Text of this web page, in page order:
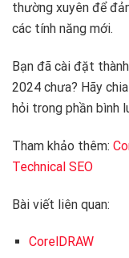
thường xuyên để
các tính năng mới.
Bạn đã cài đặt
2024 chưa? Hãy
hỏi trong phần bình
Tham khảo thêm:
Technical SEO
Bài viết liên quan:
CorelDRAW